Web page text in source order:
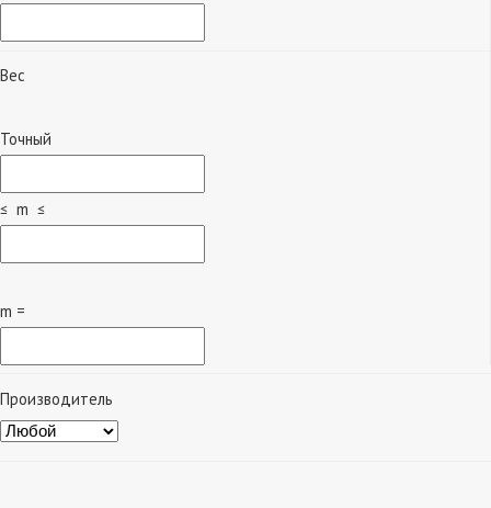
Вес
Точный
≤ m ≤
m =
Производитель